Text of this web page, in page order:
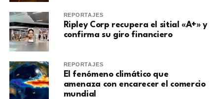
REPORTAJES
Ripley Corp recupera el sitial «A+» y
confirma su giro financiero
REPORTAJES
El fenómeno climático que
amenaza con encarecer el comercio
mundial